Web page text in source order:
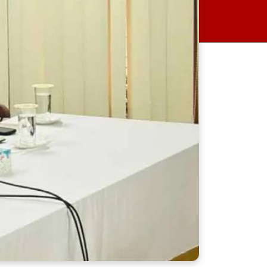
সাংবাদিকতা: এনামুল হক বাবুলের
চার দশকের অভিযাত্রা